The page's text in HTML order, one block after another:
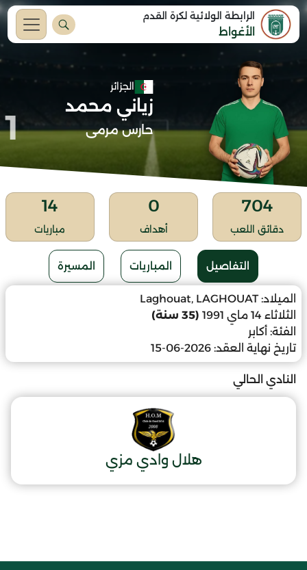
الرابطة الولائية لكرة القدم
الأغواط
الجزائر
زياني محمد
حارس مرمى 1
704
دقائق اللعب
0
أهداف
14
مباريات
التفاصيل المباريات المسيرة
الميلاد: Laghouat, LAGHOUAT
الثلاثاء 14 ماي 1991
(35 سنة)
الفئة: أكابر
تاريخ نهاية العقد: 2026-06-15
النادي الحالي
هلال وادي مزي